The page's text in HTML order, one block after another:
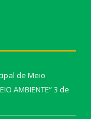
de Meio
AMBIENTE”3 de